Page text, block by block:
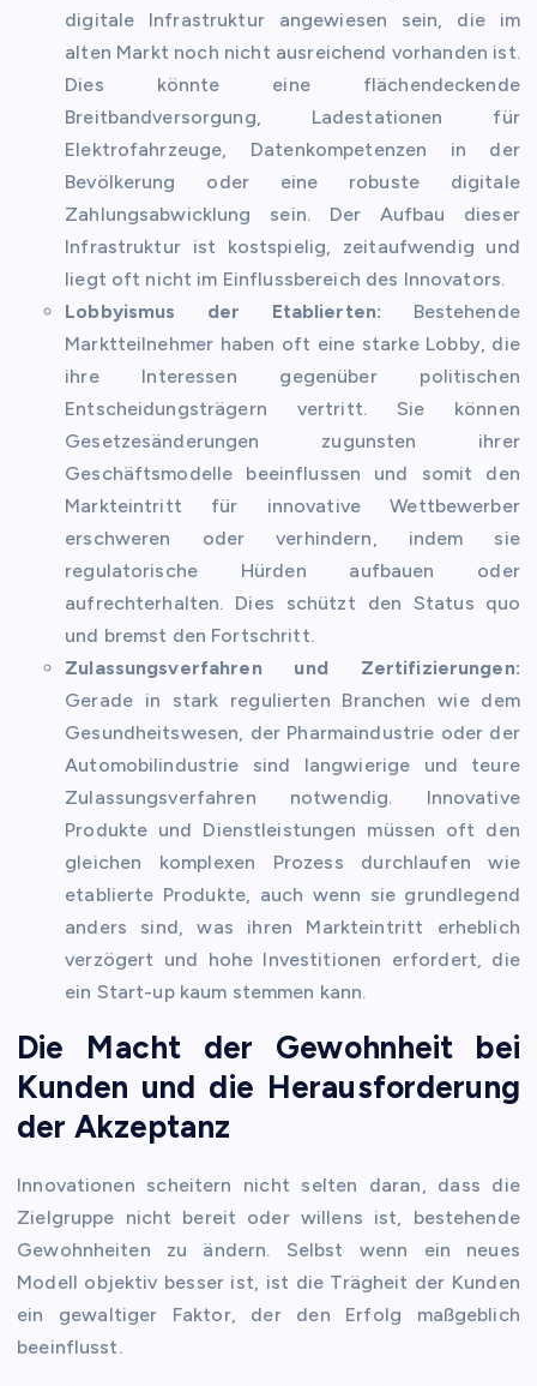
digitale Infrastruktur angewiesen sein, die im
alten Markt noch nicht ausreichend vorhanden ist.
Dies könnte eine flächendeckende
Breitbandversorgung, Ladestationen für
Elektrofahrzeuge, Datenkompetenzen in der
Bevölkerung oder eine robuste digitale
Zahlungsabwicklung sein. Der Aufbau dieser
Infrastruktur ist kostspielig, zeitaufwendig und
liegt oft nicht im Einflussbereich des Innovators.
Lobbyismus der Etablierten: Bestehende
Marktteilnehmer haben oft eine starke Lobby, die
ihre Interessen gegenüber politischen
Entscheidungsträgern vertritt. Sie können
Gesetzesänderungen zugunsten ihrer
Geschäftsmodelle beeinflussen und somit den
Markteintritt für innovative Wettbewerber
erschweren oder verhindern, indem sie
regulatorische Hürden aufbauen oder
aufrechterhalten. Dies schützt den Status quo
und bremst den Fortschritt.
Zulassungsverfahren und Zertifizierungen:
Gerade in stark regulierten Branchen wie dem
Gesundheitswesen, der Pharmaindustrie oder der
Automobilindustrie sind langwierige und teure
Zulassungsverfahren notwendig. Innovative
Produkte und Dienstleistungen müssen oft den
gleichen komplexen Prozess durchlaufen wie
etablierte Produkte, auch wenn sie grundlegend
anders sind, was ihren Markteintritt erheblich
verzögert und hohe Investitionen erfordert, die
ein Start-up kaum stemmen kann.
Die Macht der Gewohnheit bei
Kunden und die Herausforderung
der Akzeptanz
Innovationen scheitern nicht selten daran, dass die
Zielgruppe nicht bereit oder willens ist, bestehende
Gewohnheiten zu ändern. Selbst wenn ein neues
Modell objektiv besser ist, ist die Trägheit der Kunden
ein gewaltiger Faktor, der den Erfolg maßgeblich
beeinflusst.